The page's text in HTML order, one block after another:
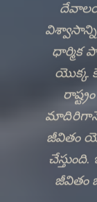
విశ్వాసాన్ని
ధార్మిక
యొక్క
జీవితం
జీవితం